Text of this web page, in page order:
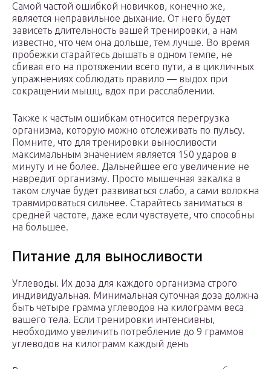
Самой частой ошибкой новичков, конечно же,
является неправильное дыхание. От него будет
зависеть длительность вашей тренировки, а нам
известно, что чем она дольше, тем лучше. Во время
пробежки старайтесь дышать в одном темпе, не
сбивая его на протяжении всего пути, а в цикличных
упражнениях соблюдать правило — выдох при
сокращении мышц, вдох при расслаблении.
Также к частым ошибкам относится перегрузка
организма, которую можно отслеживать по пульсу.
Помните, что для тренировки выносливости
максимальным значением является 150 ударов в
минуту и не более. Дальнейшее его увеличение не
навредит организму. Просто мышечная закалка в
таком случае будет развиваться слабо, а сами волокна
травмироваться сильнее. Старайтесь заниматься в
средней частоте, даже если чувствуете, что способны
на большее.
Питание для выносливости
Углеводы. Их доза для каждого организма строго
индивидуальная. Минимальная суточная доза должна
быть четыре грамма углеводов на килограмм веса
вашего тела. Если тренировки интенсивны,
необходимо увеличить потребление до 9 граммов
углеводов на килограмм каждый день